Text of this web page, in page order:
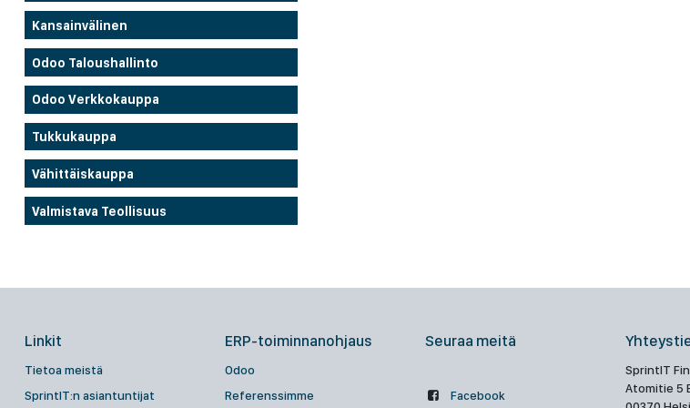
Kansainvälinen
Odoo Taloushallinto
Odoo Verkkokauppa
Tukkukauppa
Vähittäiskauppa
Valmistava Teollisuus
Linkit
Tietoa meistä
SprintIT:n asiantuntijat
ERP-toiminnanohjaus
Odoo
Referenssimme
Seuraa meitä
Facebook
SprintIT
Atomitie 5